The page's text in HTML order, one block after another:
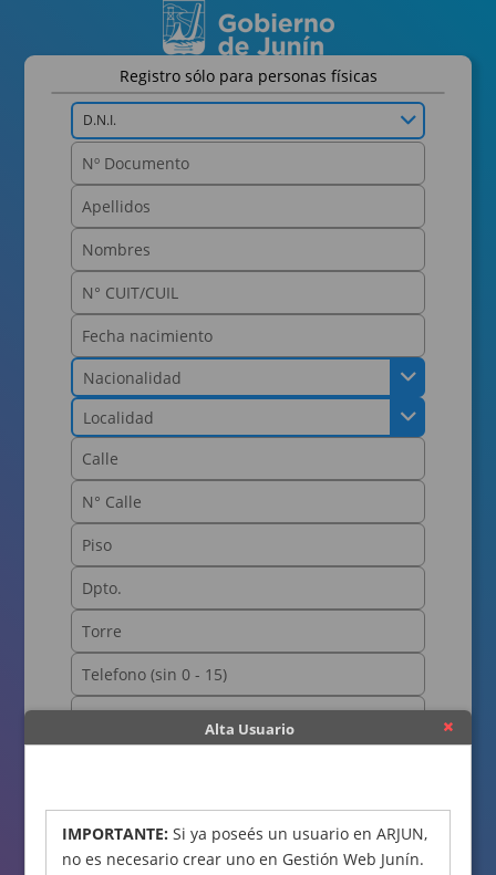
Registro sólo para personas físicas
D.N.I.
Alta Usuario
IMPORTANTE:Si ya poseés un usuario en ARJUN,
no es necesario crear uno en Gestión Web Junín.